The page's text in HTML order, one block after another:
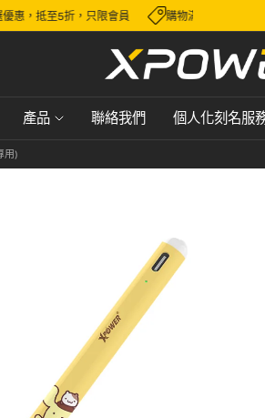
優惠，抵至5折，只限會員 購物滿 HK$600，
產品 聯絡我們 個人化刻名服
用)